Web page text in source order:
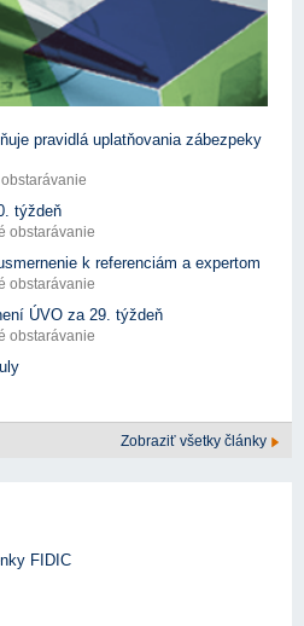
pravidlá uplatňovania zábezpeky
týždeň
obstarávanie
k referenciám a expertom
obstarávanie
ÚVO za 29. týždeň
obstarávanie
Zobraziť všetky články
FIDIC